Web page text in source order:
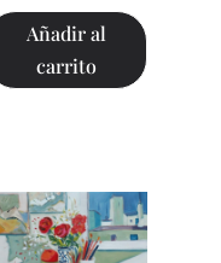
Añadir al
carrito